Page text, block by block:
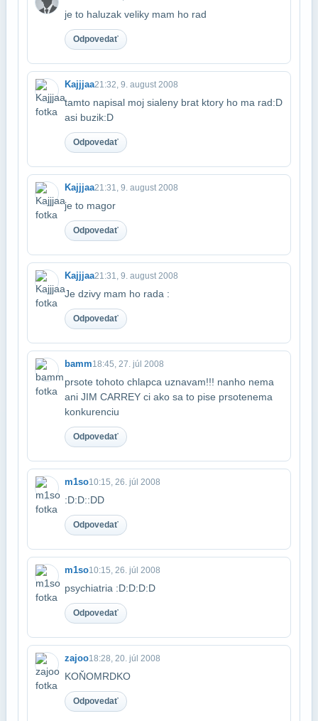
je to haluzak veliky mam ho rad
Odpovedať
Kajjjaa21:32, 9. august 2008
tamto napisal moj sialeny brat ktory ho ma rad:D
asi buzik:D
Odpovedať
Kajjjaa21:31, 9. august 2008
je to magor
Odpovedať
Kajjjaa21:31, 9. august 2008
Je dzivy mam ho rada :
Odpovedať
bamm18:45, 27. júl 2008
prsote tohoto chlapca uznavam!!! nanho nema
ani JIM CARREY ci ako sa to pise prsote​nema
konkurenciu
Odpovedať
m1so10:15, 26. júl 2008
:D:D::DD
Odpovedať
m1so10:15, 26. júl 2008
psychiatria :D:D:D:D
Odpovedať
zajoo18:28, 20. júl 2008
KOŇOMRDKO
Odpovedať